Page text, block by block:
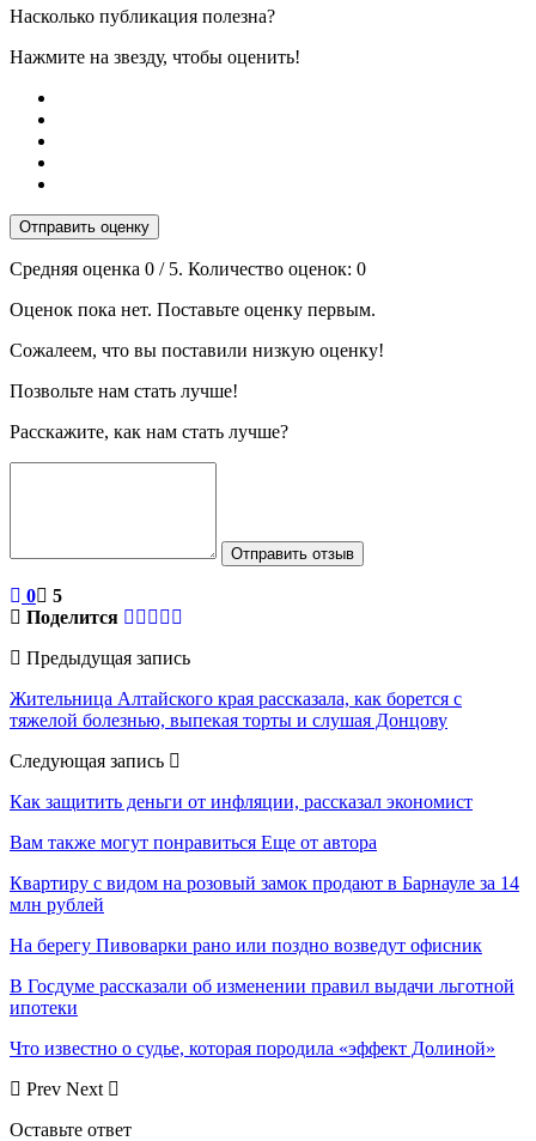
Насколько публикация полезна?
Нажмите на звезду, чтобы оценить!
Отправить оценку
Средняя оценка 0 / 5. Количество оценок: 0
Оценок пока нет. Поставьте оценку первым.
Сожалеем, что вы поставили низкую оценку!
Позвольте нам стать лучше!
Расскажите, как нам стать лучше?
Отправить отзыв
0
5
Поделится
Предыдущая запись
Жительница Алтайского края рассказала, как борется с
тяжелой болезнью, выпекая торты и слушая Донцову
Следующая запись
Как защитить деньги от инфляции, рассказал экономист
Вам также могут понравиться Еще от автора
Квартиру с видом на розовый замок продают в Барнауле за 14
млн рублей
На берегу Пивоварки рано или поздно возведут офисник
В Госдуме рассказали об изменении правил выдачи льготной
ипотеки
Что известно о судье, которая породила «эффект Долиной»
Prev Next
Оставьте ответ